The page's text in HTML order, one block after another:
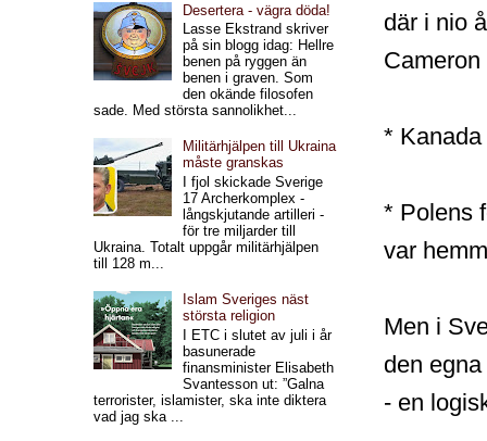
där i nio
*
* Polens
var
Men i
den
- en
Desertera - vägra döda!
Lasse Ekstrand skriver
på sin blogg idag: Hellre
benen på ryggen än
benen i graven. Som
den okände filosofen
sade. Med största sannolikhet...
Militärhjälpen till Ukraina
måste granskas
I fjol skickade Sverige
17 Archerkomplex -
långskjutande artilleri -
för tre miljarder till
Ukraina. Totalt uppgår militärhjälpen
till 128 m...
Islam Sveriges näst
största religion
I ETC i slutet av juli i år
basunerade
finansminister Elisabeth
Svantesson ut: ”Galna
terrorister, islamister, ska inte diktera
vad jag ska ...